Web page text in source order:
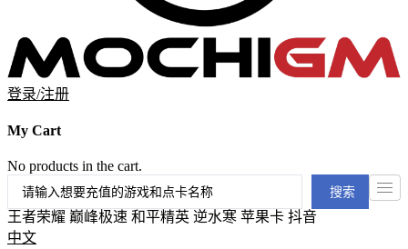
登录/注册
My Cart
No products in the cart.
搜索
王者荣耀 巅峰极速 和平精英 逆水寒 苹果卡 抖音
中文